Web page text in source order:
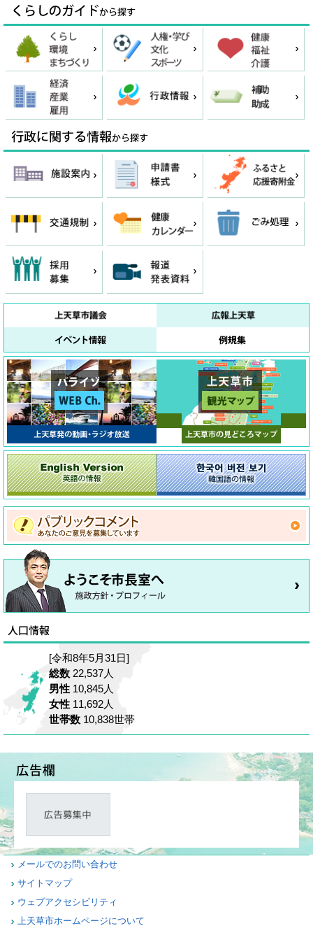
[令和8年5月31日]
総数 22,537人
男性 10,845人
女性 11,692人
世帯数 10,838世帯
メールでのお問い合わせ
サイトマップ
ウェブアクセシビリティ
上天草市ホームページについて